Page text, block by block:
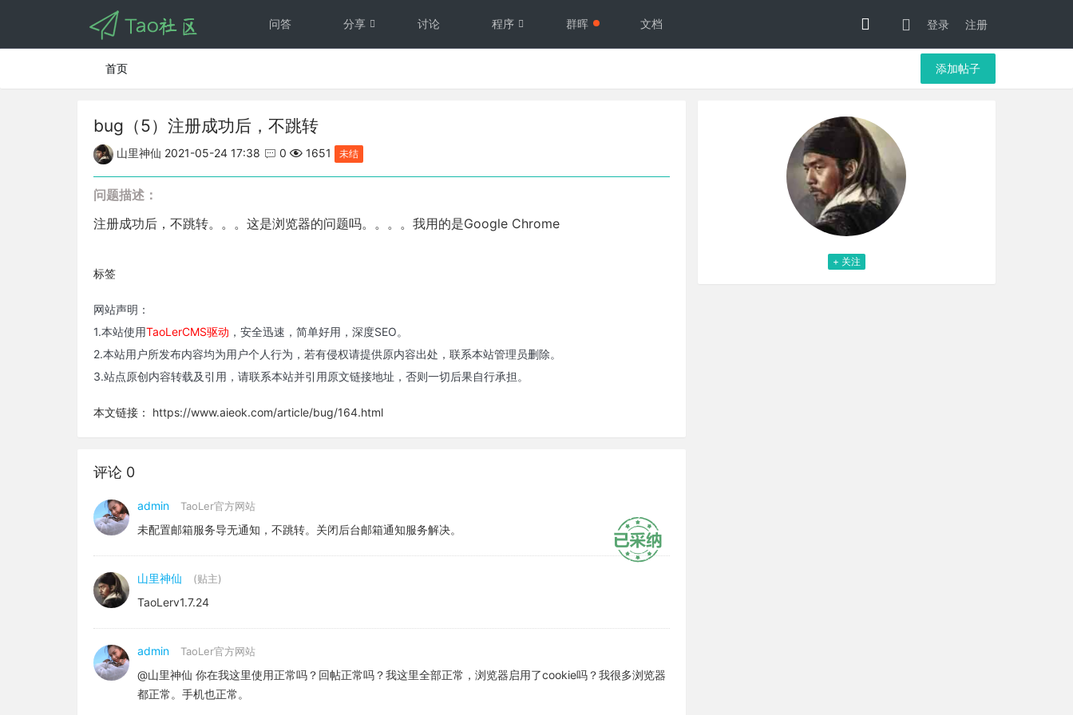
问答 分享 讨论 程序 群晖 文档 登录 注册
首页 添加帖子
bug（5）注册成功后，不跳转
山里神仙 2021-05-24 17:38  0  1651 未结
问题描述：
注册成功后，不跳转。。。这是浏览器的问题吗。。。。我用的是Google Chrome
标签
网站声明：
1.本站使用TaoLerCMS驱动 ，安全迅速，简单好用，深度SEO。
2.本站用户所发布内容均为用户个人行为，若有侵权请提供原内容出处，联系本站管理员删除。
3.站点原创内容转载及引用，请联系本站并引用原文链接地址，否则一切后果自行承担。
本文链接： https://www.aieok.com/article/bug/164.html
评论 0
admin TaoLer官方网站
未配置邮箱服务导无通知，不跳转。关闭后台邮箱通知服务解决。
山里神仙 (贴主)
TaoLerv1.7.24
admin TaoLer官方网站
@山里神仙 你在我这里使用正常吗？回帖正常吗？我这里全部正常，浏览器启用了cookie吗？我很多浏览器
都正常。手机也正常。
+ 关注